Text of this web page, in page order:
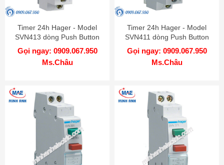
Timer 24h Hager - Model
SVN413 dòng Push Button
Gọi ngay: 0909.067.950
Ms.Châu
Timer 24h Hager - Model
SVN411 dòng Push Button
Gọi ngay: 0909.067.950
Ms.Châu